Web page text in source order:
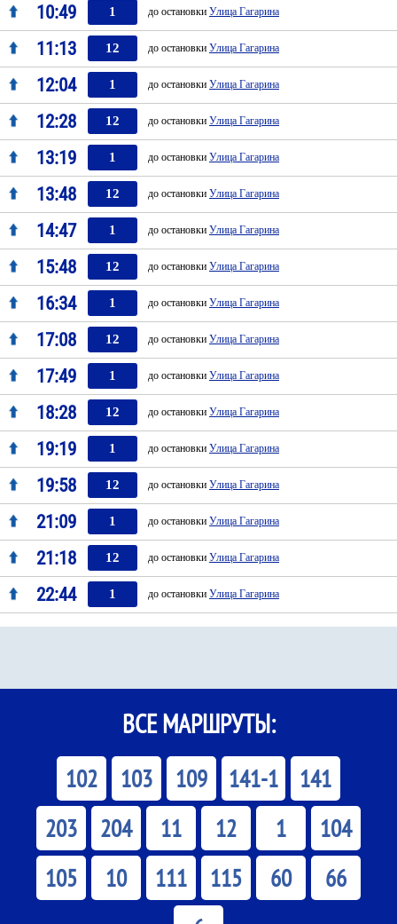
10:49 1 до остановки Улица Гагарина
11:13 12 до остановки Улица Гагарина
12:04 1 до остановки Улица Гагарина
12:28 12 до остановки Улица Гагарина
13:19 1 до остановки Улица Гагарина
13:48 12 до остановки Улица Гагарина
14:47 1 до остановки Улица Гагарина
15:48 12 до остановки Улица Гагарина
16:34 1 до остановки Улица Гагарина
17:08 12 до остановки Улица Гагарина
17:49 1 до остановки Улица Гагарина
18:28 12 до остановки Улица Гагарина
19:19 1 до остановки Улица Гагарина
19:58 12 до остановки Улица Гагарина
21:09 1 до остановки Улица Гагарина
21:18 12 до остановки Улица Гагарина
22:44 1 до остановки Улица Гагарина
ВСЕ МАРШРУТЫ:
102 103 109 141-1
141
203
204 11 12 1
104
105
10 111 115 60
66